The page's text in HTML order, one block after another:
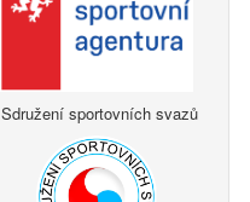
Sdružení sportovních svazů